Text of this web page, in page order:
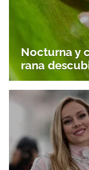
Nocturna y
rana